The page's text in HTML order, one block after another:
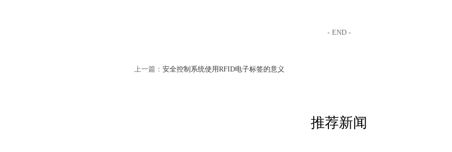
- END -
上一篇： 安全控制系统使用RFID电子标签的意义
推荐新闻